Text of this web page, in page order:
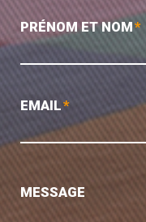
PRÉNOM ET NOM*
EMAIL*
MESSAGE